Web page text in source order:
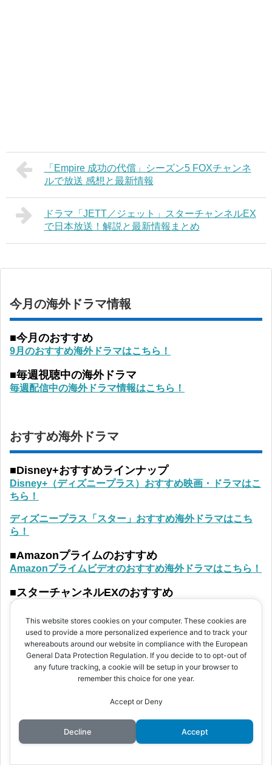
「Empire 成功の代償」シーズン5 FOXチャンネ
ルで放送 感想と最新情報
ドラマ「JETT／ジェット」スターチャンネルEX
で日本放送！解説と最新情報まとめ
今月の海外ドラマ情報
■今月のおすすめ
9月のおすすめ海外ドラマはこちら！
■毎週視聴中の海外ドラマ
毎週配信中の海外ドラマ情報はこちら！
おすすめ海外ドラマ
■Disney+おすすめラインナップ
Disney+（ディズニープラス）おすすめ映画・ドラマはこ
ちら！
ディズニープラス「スター」おすすめ海外ドラマはこち
ら！
■Amazonプライムのおすすめ
Amazonプライムビデオのおすすめ海外ドラマはこちら！
■スターチャンネルEXのおすすめ
スターチャンネルEXのおすすめ海外ドラマはこちら！
■Huluおすすめラインナップ
Huluのおすすめ海外ドラマはこちら！
■Netflixおすすめラインナップ
Netflixのおすすめオリジナルドラマはこちら！
Netflixオリジナル以外のおすすめ海外ドラマはこちら！
■U-NEXTおすすめラインナップ
U-NEXTのおすすめ海外ドラマはこちら！
This website stores cookies on your computer. These cookies are
used to provide a more personalized experience and to track your
whereabouts around our website in compliance with the European
General Data Protection Regulation. If you decide to to opt-out of
any future tracking, a cookie will be setup in your browser to
remember this choice for one year.
Accept or Deny
Decline Accept